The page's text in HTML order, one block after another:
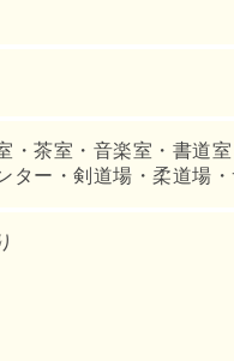
・茶室・音楽室・書道
ター・剣道場・柔道場